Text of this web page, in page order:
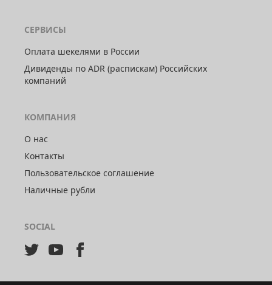
СЕРВИСЫ
Оплата шекелями в России
Дивиденды по ADR (распискам) Российских
компаний
КОМПАНИЯ
О нас
Контакты
Пользовательское соглашение
Наличные рубли
SOCIAL